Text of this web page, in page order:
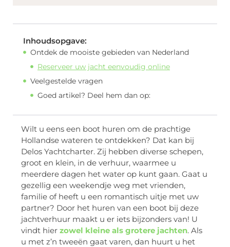
Inhoudsopgave:
Ontdek de mooiste gebieden van Nederland
Reserveer uw jacht eenvoudig online
Veelgestelde vragen
Goed artikel? Deel hem dan op:
Wilt u eens een boot huren om de prachtige
Hollandse wateren te ontdekken? Dat kan bij
Delos Yachtcharter. Zij hebben diverse schepen,
groot en klein, in de verhuur, waarmee u
meerdere dagen het water op kunt gaan. Gaat u
gezellig een weekendje weg met vrienden,
familie of heeft u een romantisch uitje met uw
partner? Door het huren van een boot bij deze
jachtverhuur maakt u er iets bijzonders van! U
vindt hier zowel kleine als grotere jachten. Als
u met z’n tweeën gaat varen, dan huurt u het